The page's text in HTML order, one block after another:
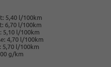
5,40 l/100km
6,70 l/100km
5,10 l/100km
4,70 l/100km
5,70 l/100km
g/km